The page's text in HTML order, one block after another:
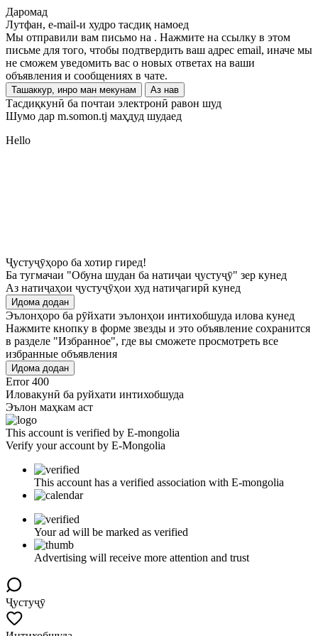
Даромад
Лутфан, e-mail-и худро тасдиқ намоед
Мы отправили вам письмо на . Нажмите на ссылку в этом
письме для того, чтобы подтвердить ваш адрес email, иначе мы
не сможем уведомить вас о новых ответах на ваши
объявления и сообщениях в чате.
Ташаккур, инро ман мекунам Аз нав
Тасдиқкунӣ ба почтаи электронӣ равон шуд
Шумо дар m.somon.tj маҳдуд шудаед
Hello
Ҷустуҷӯҳоро ба хотир гиред!
Ба тугмачаи "Обуна шудан ба натиҷаи ҷустуҷӯ" зер кунед
Аз натиҷаҳои ҷустуҷӯҳои худ натиҷагирӣ кунед
Идома додан
Эълонҳоро ба рӯйхати эълонҳои интихобшуда илова кунед
Нажмите кнопку в форме звезды и это объявление сохранится
в разделе "Избранное", где вы сможете просмотреть все
избранные объявления
Идома додан
Error 400
Иловакунӣ ба руйхати интихобшуда
Эълон маҳкам аст
This account is verified by E-mongolia
Verify your account by E-Mongolia
This account has a verified association with E-mongolia
Your ad will be marked as verified
Advertising will receive more attention and trust
Ҷустуҷӯ